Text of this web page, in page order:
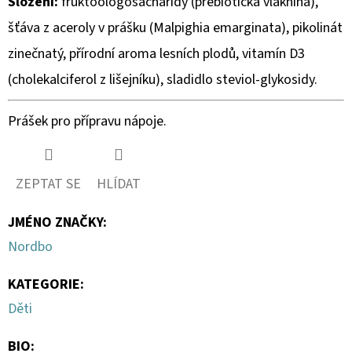
šťáva z aceroly v prášku (Malpighia emarginata), pikolinát
zinečnatý, přírodní aroma lesních plodů, vitamín D3
(cholekalciferol z lišejníku), sladidlo steviol-glykosidy.
Prášek pro přípravu nápoje.
ZEPTAT SE
HLÍDAT
JMÉNO ZNAČKY:
Nordbo
KATEGORIE:
Děti
BIO: